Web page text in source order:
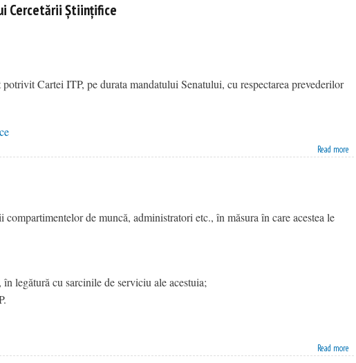
Cercetării Științifice
Cartei ITP, pe durata mandatului Senatului, cu respectarea prevederilor
Read more
de muncă, administratori etc., în măsura în care acestea le
legătură cu sarcinile de serviciu ale acestuia;
Read more